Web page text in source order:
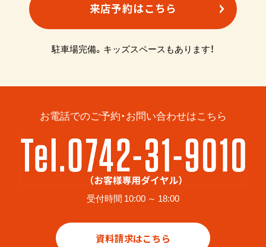
来店予約はこちら
駐車場完備。キッズスペースもあります！
お電話でのご予約・お問い合わせはこちら
受付時間 10:00 ～ 18:00
資料請求はこちら